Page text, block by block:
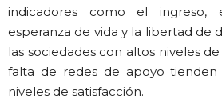
indicadores como el ingreso,
esperanza de vida y la libertad de
las sociedades con altos niveles
falta de redes de apoyo
niveles de satisfacción.